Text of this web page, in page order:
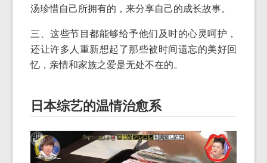
汤珍惜自己所拥有的，来分享自己的成长故事。
三、这些节目都能够给予他们及时的心灵呵护，
还让许多人重新想起了那些被时间遗忘的美好回
忆，亲情和家族之爱是无处不在的。
日本综艺的温情治愈系